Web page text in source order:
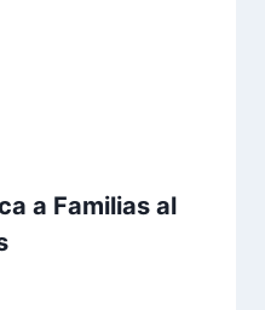
a Familias al